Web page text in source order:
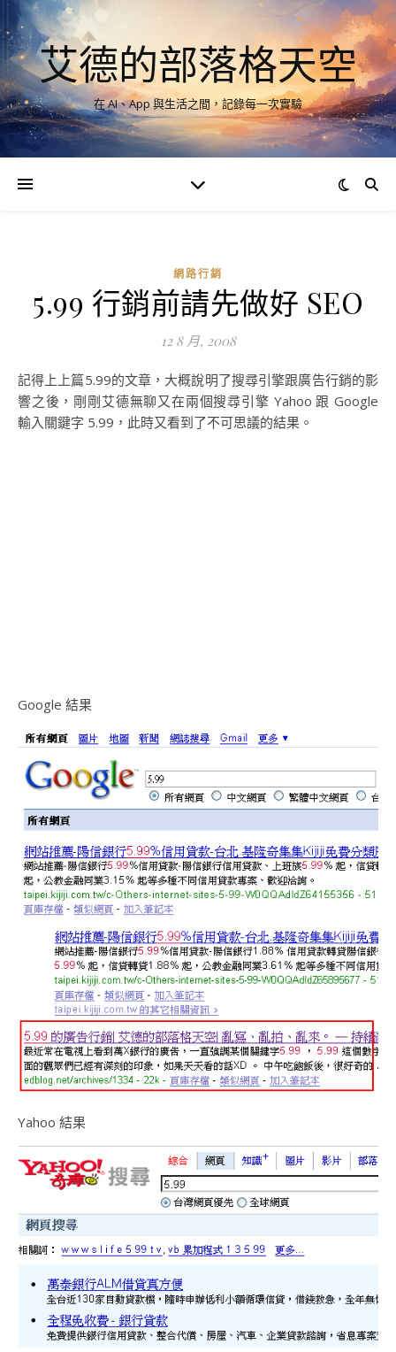
艾德的部落格天空
在 AI、App 與生活之間，記錄每一次實驗
網路行銷
5.99 行銷前請先做好 SEO
12 8 月, 2008
記得上上篇5.99的文章，大概說明了搜尋引擎跟廣告行銷的影
響之後，剛剛艾德無聊又在兩個搜尋引擎 Yahoo 跟 Google
輸入關鍵字 5.99，此時又看到了不可思議的結果。
Google 結果
Yahoo 結果